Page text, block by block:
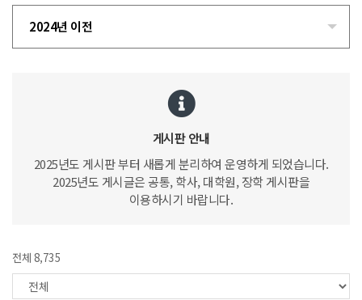
2024년 이전
게시판 안내
2025년도 게시판 부터 새롭게 분리하여 운영하게 되었습니다.
2025년도 게시글은 공통, 학사, 대학원, 장학 게시판을
이용하시기 바랍니다.
전체 8,735